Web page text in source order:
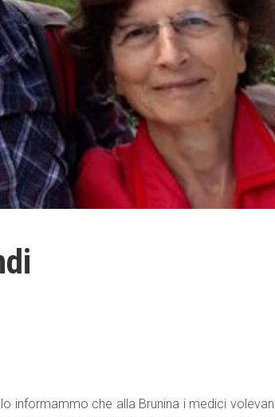
informammo che alla Brunina i medici